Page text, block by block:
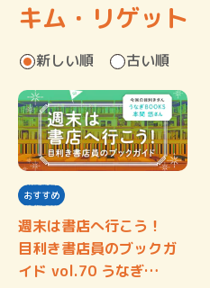
キム・リゲット
新しい順 古い順
おすすめ
週末は書店へ行こう！
目利き書店員のブックガ
イド vol.70 うなぎ…